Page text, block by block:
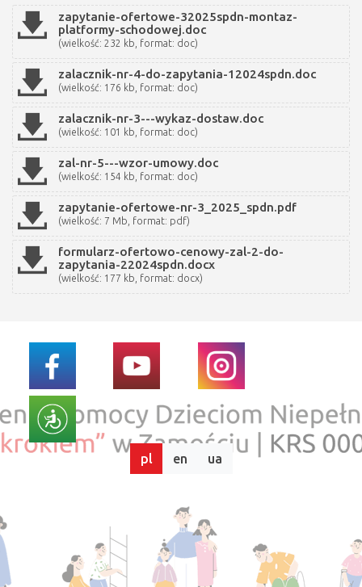
zapytanie-ofertowe-32025spdn-montaz-
platformy-schodowej.doc
(wielkość: 232 kb, format: doc)
zalacznik-nr-4-do-zapytania-12024spdn.doc
(wielkość: 176 kb, format: doc)
zalacznik-nr-3---wykaz-dostaw.doc
(wielkość: 101 kb, format: doc)
zal-nr-5---wzor-umowy.doc
(wielkość: 154 kb, format: doc)
zapytanie-ofertowe-nr-3_2025_spdn.pdf
(wielkość: 7 Mb, format: pdf)
formularz-ofertowo-cenowy-zal-2-do-
zapytania-22024spdn.docx
(wielkość: 177 kb, format: docx)
pl en ua